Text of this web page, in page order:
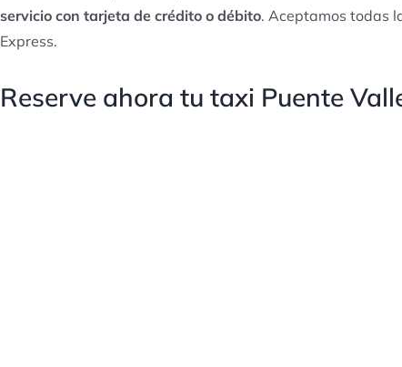
servicio con tarjeta de crédito o débito. Aceptamos todas
Express.
Reserve ahora tu taxi Puente